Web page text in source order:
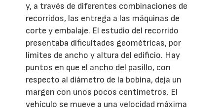
y, a través de diferentes combinaciones de
recorridos, las entrega a las máquinas de
corte y embalaje. El estudio del recorrido
presentaba dificultades geométricas, por
límites de ancho y altura del edificio. Hay
puntos en que el ancho del pasillo, con
respecto al diámetro de la bobina, deja un
margen con unos pocos centímetros. El
vehículo se mueve a una velocidad máxima